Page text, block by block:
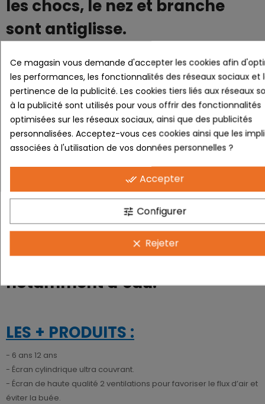
les chocs, le nez et branche
sont antiglisse.
cylindrique, les enfants
disposeront d’un large champ
de vison ainsi que d’une
protection optimale.
Par ailleurs, l’écran en
polycarbonate, matériau ultra
résistant, dispose d’un
traitement hydrophobe pour
diminuer les traces
notamment d’eau.
LES + PRODUITS :
- 6 ans 12 ans
- Écran cylindrique ultra couvrant.
- Écran de haute qualité 2 ventilations pour favoriser le flux d’air et
éviter la buée.
Ce magasin vous demande d'accepter les cookies afin
les performances, les fonctionnalités des réseaux sociaux et
pertinence de la publicité. Les cookies tiers liés aux réseaux
à la publicité sont utilisés pour vous offrir des fonctionnalités
optimisées sur les réseaux sociaux, ainsi que des publicités
personnalisées. Acceptez-vous ces cookies ainsi que les
associées à l'utilisation de vos données personnelles ?
done_all Accepter
tune Configurer
clear Rejeter